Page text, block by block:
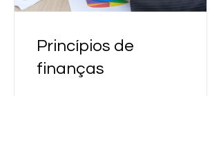
Princípios de
finanças